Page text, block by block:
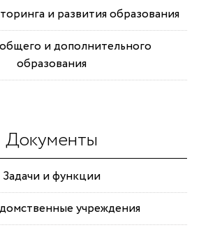
и развития образования
и дополнительного
образования
Документы
Задачи и функции
учреждения